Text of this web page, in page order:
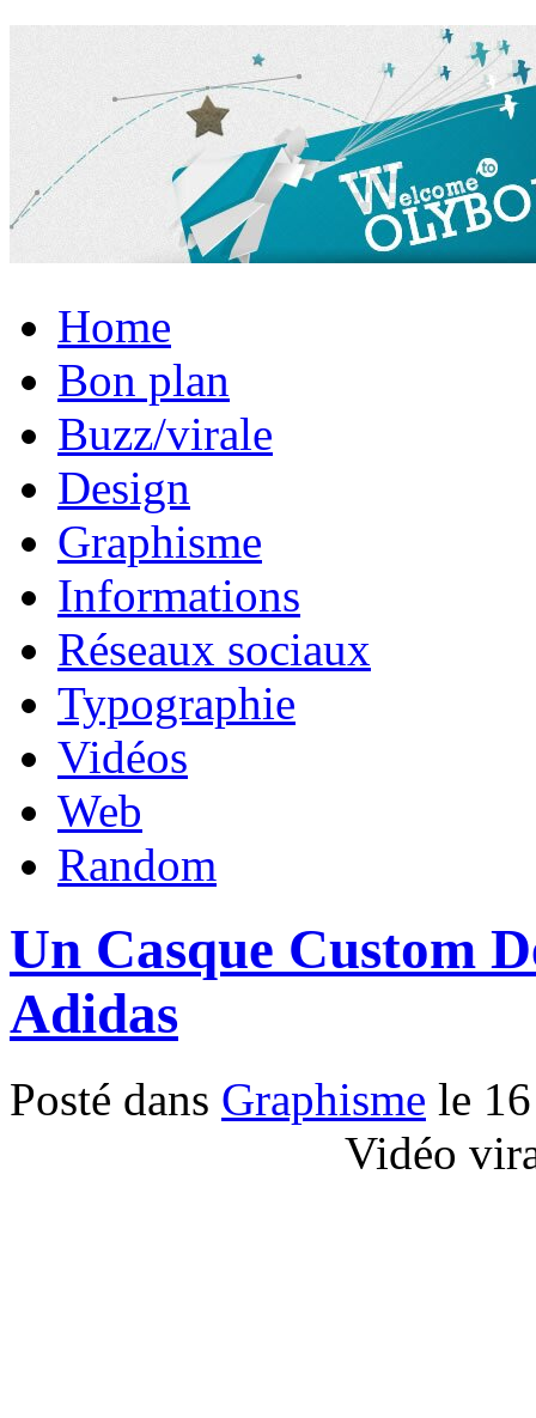
Home
Bon plan
Buzz/virale
Design
Graphisme
Informations
Réseaux sociaux
Typographie
Vidéos
Web
Random
Un Casque Custom
Adidas
Posté dans Graphisme le
Vidéo